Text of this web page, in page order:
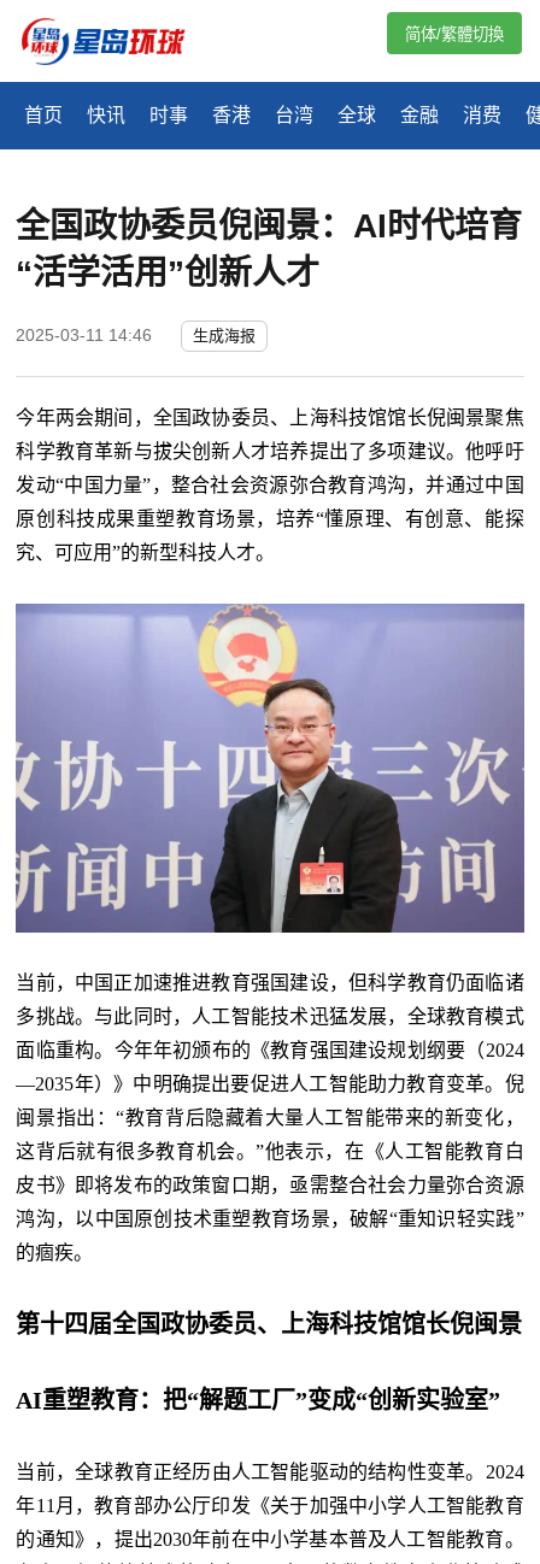
首页 快讯 时事 香港 台湾 全球 金融 消费
简体/繁體切換
全国政协委员倪闽景：AI时代培育
“活学活用”创新人才
2025-03-11 14:46 生成海报
今年两会期间，全国政协委员、上海科技馆馆长倪闽景聚焦
科学教育革新与拔尖创新人才培养提出了多项建议。他呼吁
发动“中国力量”，整合社会资源弥合教育鸿沟，并通过中国
原创科技成果重塑教育场景，培养“懂原理、有创意、能探
究、可应用”的新型科技人才。
当前，中国正加速推进教育强国建设，但科学教育仍面临诸
多挑战。与此同时，人工智能技术迅猛发展，全球教育模式
面临重构。今年年初颁布的《教育强国建设规划纲要（2024
—2035年）》中明确提出要促进人工智能助力教育变革。倪
闽景指出：“教育背后隐藏着大量人工智能带来的新变化，
这背后就有很多教育机会。”他表示，在《人工智能教育白
皮书》即将发布的政策窗口期，亟需整合社会力量弥合资源
鸿沟，以中国原创技术重塑教育场景，破解“重知识轻实践”
的痼疾。
第十四届全国政协委员、上海科技馆馆长倪闽景
AI重塑教育：把“解题工厂”变成“创新实验室”
当前，全球教育正经历由人工智能驱动的结构性变革。2024
年11月，教育部办公厅印发《关于加强中小学人工智能教育
的通知》，提出2030年前在中小学基本普及人工智能教育。